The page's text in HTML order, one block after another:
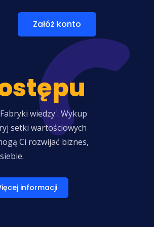
Załóż konto
wiedzy'. Wykup
setki wartościowych
Ci rozwijać biznes,
informacji